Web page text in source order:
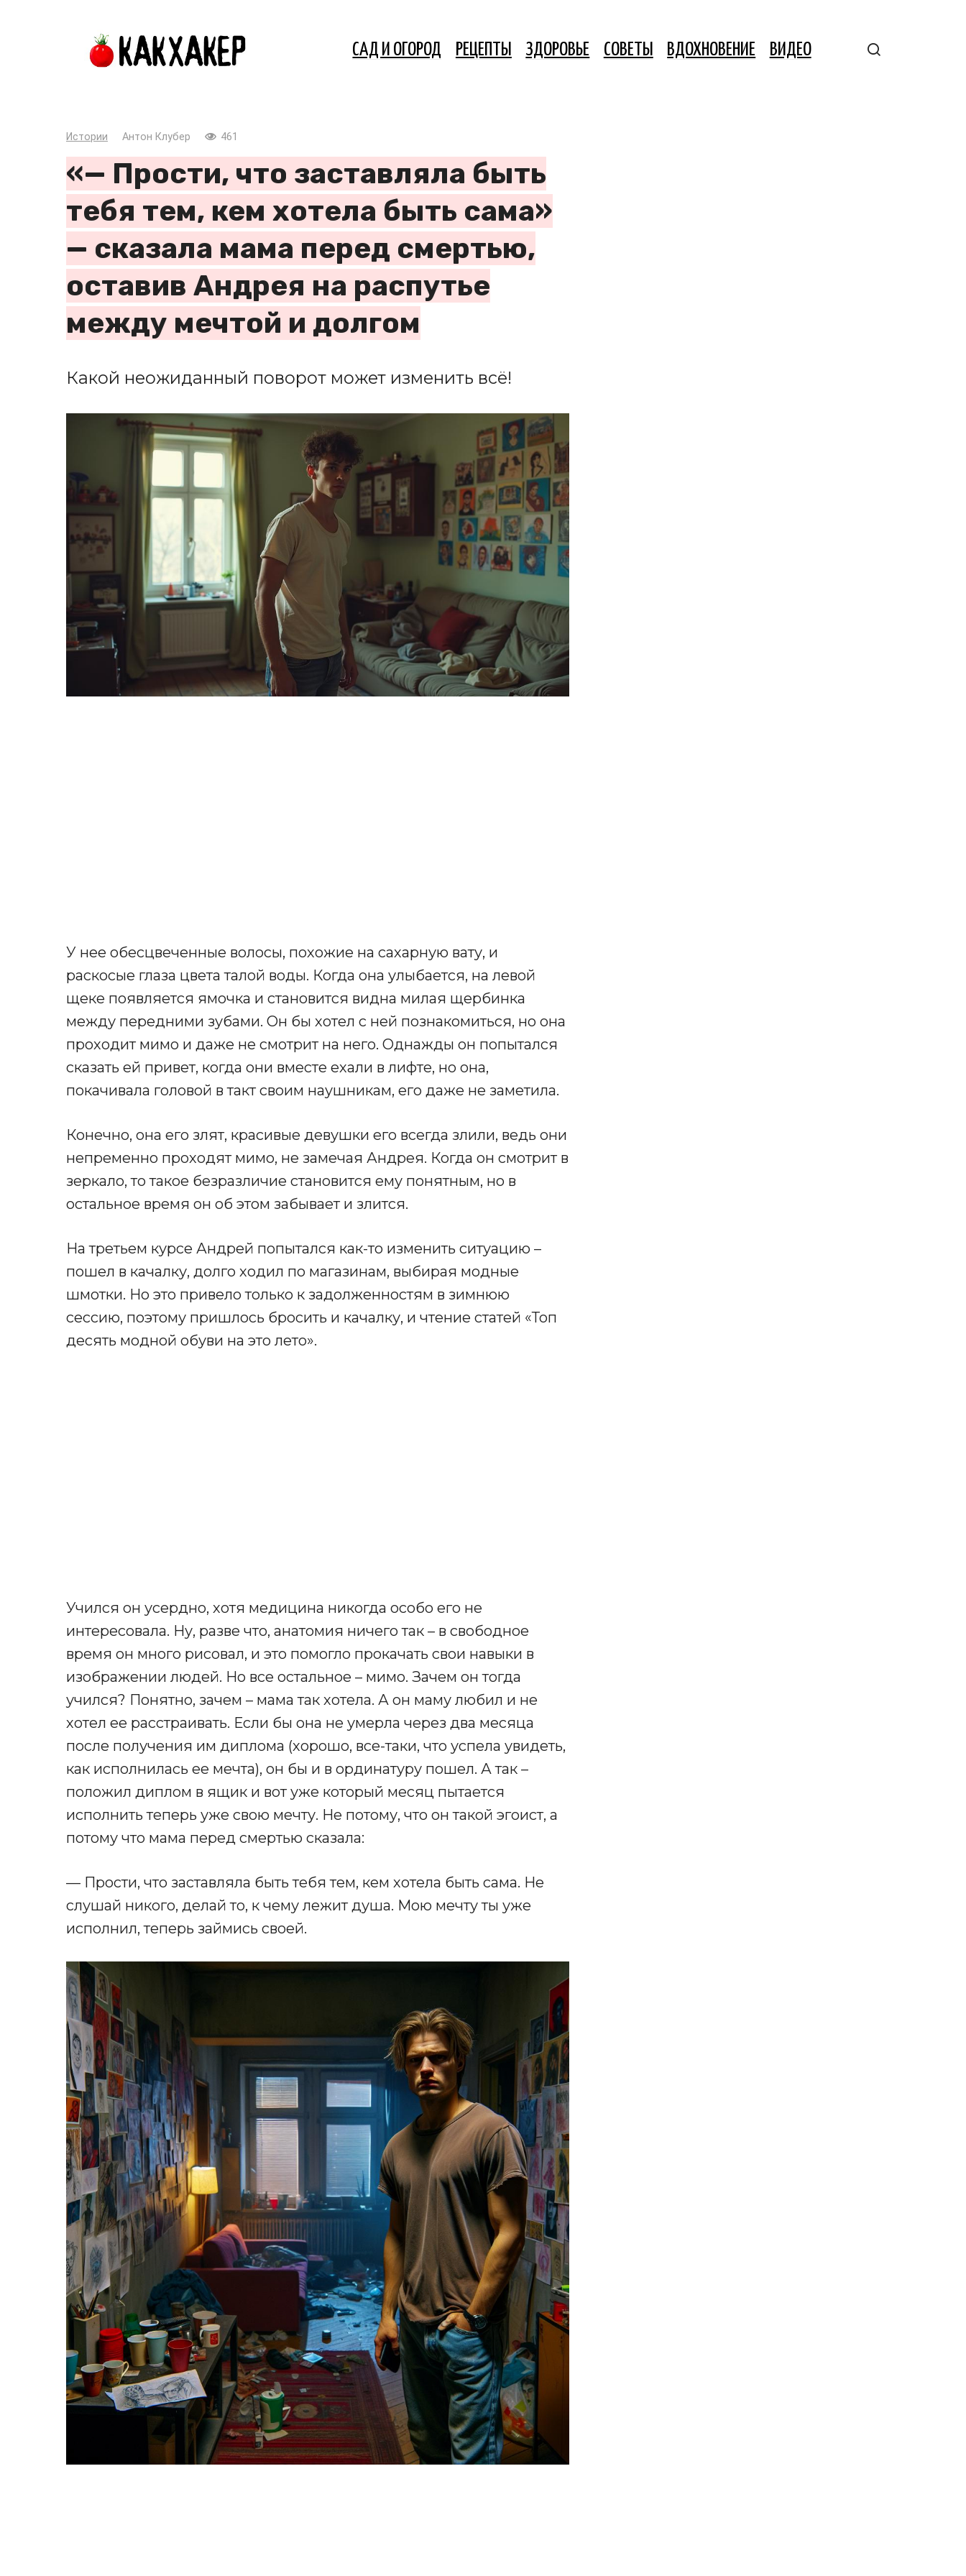
САД И ОГОРОД РЕЦЕПТЫ ЗДОРОВЬЕ СОВЕТЫ ВДОХНОВЕНИЕ ВИДЕО
Истории Антон Клубер 461
«— Прости, что заставляла быть
тебя тем, кем хотела быть сама»
— сказала мама перед смертью,
оставив Андрея на распутье
между мечтой и долгом
Какой неожиданный поворот может изменить всё!
У нее обесцвеченные волосы, похожие на сахарную вату, и
раскосые глаза цвета талой воды. Когда она улыбается, на левой
щеке появляется ямочка и становится видна милая щербинка
между передними зубами. Он бы хотел с ней познакомиться, но она
проходит мимо и даже не смотрит на него. Однажды он попытался
сказать ей привет, когда они вместе ехали в лифте, но она,
покачивала головой в такт своим наушникам, его даже не заметила.
Конечно, она его злят, красивые девушки его всегда злили, ведь они
непременно проходят мимо, не замечая Андрея. Когда он смотрит в
зеркало, то такое безразличие становится ему понятным, но в
остальное время он об этом забывает и злится.
На третьем курсе Андрей попытался как-то изменить ситуацию –
пошел в качалку, долго ходил по магазинам, выбирая модные
шмотки. Но это привело только к задолженностям в зимнюю
сессию, поэтому пришлось бросить и качалку, и чтение статей «Топ
десять модной обуви на это лето».
Учился он усердно, хотя медицина никогда особо его не
интересовала. Ну, разве что, анатомия ничего так – в свободное
время он много рисовал, и это помогло прокачать свои навыки в
изображении людей. Но все остальное – мимо. Зачем он тогда
учился? Понятно, зачем – мама так хотела. А он маму любил и не
хотел ее расстраивать. Если бы она не умерла через два месяца
после получения им диплома (хорошо, все-таки, что успела увидеть,
как исполнилась ее мечта), он бы и в ординатуру пошел. А так –
положил диплом в ящик и вот уже который месяц пытается
исполнить теперь уже свою мечту. Не потому, что он такой эгоист, а
потому что мама перед смертью сказала:
— Прости, что заставляла быть тебя тем, кем хотела быть сама. Не
слушай никого, делай то, к чему лежит душа. Мою мечту ты уже
исполнил, теперь займись своей.